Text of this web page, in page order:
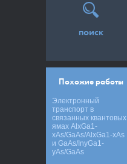
поиск
Похожие работы
Электронный
транспорт в
связанных квантовых
ямах AlxGa1-
xAs/GaAs/AlxGa1-xAs
и GaAs/InyGa1-
yAs/GaAs